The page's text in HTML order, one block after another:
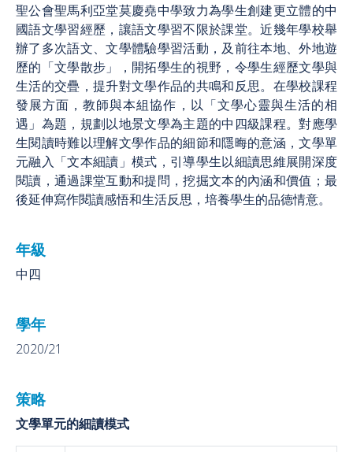
聖公會聖馬利亞堂莫慶堯中學致力為學生創建更立體的中
國語文學習經歷，讓語文學習不限於課堂。近幾年學校舉
辦了多次語文、文學體驗學習活動，及前往本地、外地遊
歷的「文學散步」，開拓學生的視野，令學生經歷文學與
生活的交疊，提升對文學作品的共鳴和反思。在學校課程
發展方面，教師與本組協作，以「文學心靈與生活的相
遇」為題，規劃以地景文學為主題的中四級課程。對應學
生閱讀時難以理解文學作品的細節和隱晦的意涵，文學單
元融入「文本細讀」模式，引導學生以細讀思維展開深度
閱讀，通過課堂互動和提問，挖掘文本的內涵和價值；最
後延伸寫作閱讀感悟和生活反思，培養學生的品德情意。
年級
中四
學年
2020/21
策略
文學單元的細讀模式